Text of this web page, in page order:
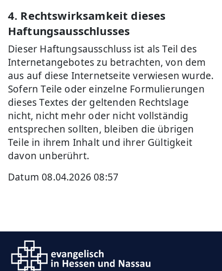
4. Rechtswirksamkeit dieses
Haftungsausschlusses
Dieser Haftungsausschluss ist als Teil des
Internetangebotes zu betrachten, von dem
aus auf diese Internetseite verwiesen wurde.
Sofern Teile oder einzelne Formulierungen
dieses Textes der geltenden Rechtslage
nicht, nicht mehr oder nicht vollständig
entsprechen sollten, bleiben die übrigen
Teile in ihrem Inhalt und ihrer Gültigkeit
davon unberührt.
Datum 08.04.2026 08:57